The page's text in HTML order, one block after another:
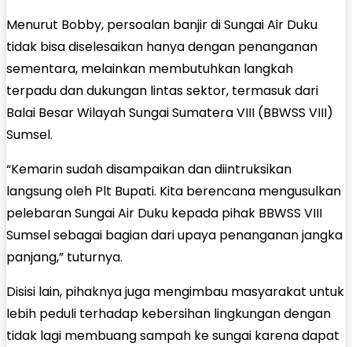
Menurut Bobby, persoalan banjir di Sungai Air Duku
tidak bisa diselesaikan hanya dengan penanganan
sementara, melainkan membutuhkan langkah
terpadu dan dukungan lintas sektor, termasuk dari
Balai Besar Wilayah Sungai Sumatera VIII (BBWSS VIII)
Sumsel.
“Kemarin sudah disampaikan dan diintruksikan
langsung oleh Plt Bupati. Kita berencana mengusulkan
pelebaran Sungai Air Duku kepada pihak BBWSS VIII
Sumsel sebagai bagian dari upaya penanganan jangka
panjang,” tuturnya.
Disisi lain, pihaknya juga mengimbau masyarakat untuk
lebih peduli terhadap kebersihan lingkungan dengan
tidak lagi membuang sampah ke sungai karena dapat